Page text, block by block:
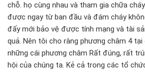
chỗ. họ cùng nhau và tham gia chữa
được ngay từ ban đầu và đám cháy
đấy mới bảo vệ được tính mạng và tài
quả. Nên tôi cho ràng phương châm 4
những cái phương châm Rất đúng, rất
hội của chúng ta. Kẻ cả trong các tổ